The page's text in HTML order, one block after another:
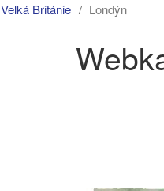
Velká Británie Londýn